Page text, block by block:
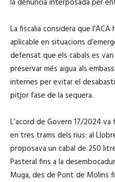
La fiscalia considera que
aplicable en situacions
defensat que els cabals es
preservar més aigua als
internes per evitar el
pitjor fase de la sequera.
L’acord de Govern 17/2024 va
en tres trams dels rius: al
proposava un cabal de 250
Pasteral fins a la
Muga, des de Pont de Molins